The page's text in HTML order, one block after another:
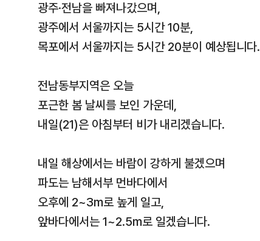
광주·전남을 빠져나갔으며,
광주에서 서울까지는 5시간 10분,
목포에서 서울까지는 5시간 20분이 예상됩니다.
전남동부지역은 오늘
포근한 봄 날씨를 보인 가운데,
내일(21)은 아침부터 비가 내리겠습니다.
내일 해상에서는 바람이 강하게 불겠으며
파도는 남해서부 먼바다에서
오후에 2~3m로 높게 일고,
앞바다에서는 1~2.5m로 일겠습니다.